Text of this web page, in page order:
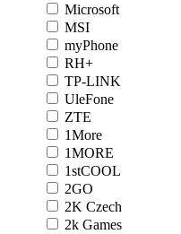
Microsoft
MSI
myPhone
RH+
TP-LINK
UleFone
ZTE
1More
1MORE
1stCOOL
2GO
2K Czech
2k Games